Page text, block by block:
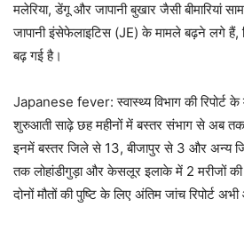
मलेरिया, डेंगू और जापानी बुखार जैसी बीमारियां
जापानी इंसेफेलाइटिस (JE) के मामले बढ़ने लगे हैं,
बढ़ गई है।
Japanese fever: स्वास्थ्य विभाग की रिपोर्ट
शुरुआती साढ़े छह महीनों में बस्तर संभाग से अब
इनमें बस्तर जिले से 13, बीजापुर से 3 और अन्य
तक लोहांडीगुड़ा और केसलूर इलाके में 2 मरीजों की
दोनों मौतों की पुष्टि के लिए अंतिम जांच रिपोर्ट